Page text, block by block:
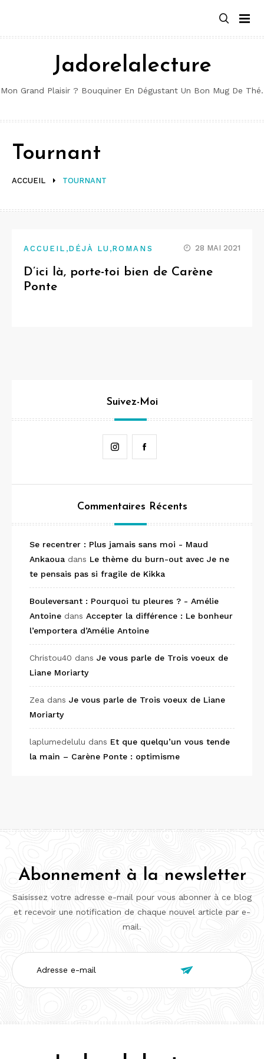
contenu
Jadorelalecture
Mon Grand Plaisir ? Bouquiner En Dégustant Un Bon Mug De Thé.
ACCUEIL TOURNANT
Tournant
ACCUEIL ,DÉJÀ LU ,ROMANS 28 MAI 2021
D’ici là, porte-toi bien de Carène
Ponte
Suivez-Moi
Instagram
Commentaires Récents
Se recentrer : Plus jamais sans moi - Maud
Ankaoua dans Le thème du burn-out avec Je ne
te pensais pas si fragile de Kikka
Bouleversant : Pourquoi tu pleures ? - Amélie
Antoine dans Accepter la différence : Le bonheur
l’emportera d’Amélie Antoine
Christou40 dans Je vous parle de Trois voeux de
Liane Moriarty
Zea dans Je vous parle de Trois voeux de Liane
Moriarty
laplumedelulu dans Et que quelqu’un vous tende
la main – Carène Ponte : optimisme
Abonnement à la newsletter
Saisissez votre adresse e-mail pour vous abonner à ce blog
et recevoir une notification de chaque nouvel article par e-
mail.
Adresse
e-
mail
